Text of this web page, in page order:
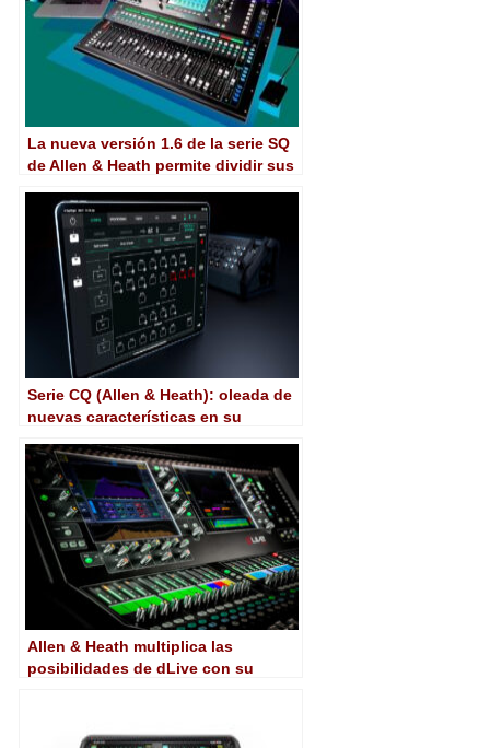
La nueva versión 1.6 de la serie SQ
de Allen & Heath permite dividir sus
Serie CQ (Allen & Heath): oleada de
nuevas características en su
Allen & Heath multiplica las
posibilidades de dLive con su